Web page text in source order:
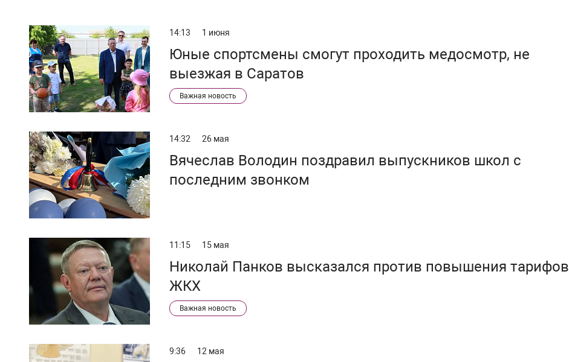
14:13 1 июня
Юные спортсмены смогут проходить медосмотр, не
выезжая в Саратов
Важная новость
14:32 26 мая
Вячеслав Володин поздравил выпускников школ с
последним звонком
11:15 15 мая
Николай Панков высказался против повышения тарифов
ЖКХ
Важная новость
9:36 12 мая